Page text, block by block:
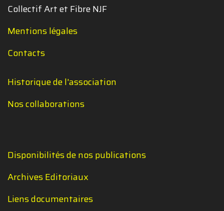
Collectif Art et Fibre NJF
Mentions légales
Contacts
Historique de l'association
Nos collaborations
Disponibilités de nos publications
Archives Editoriaux
Liens documentaires